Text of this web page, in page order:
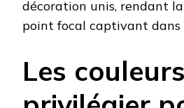
décoration unis, rendant
point focal captivant dans
Les